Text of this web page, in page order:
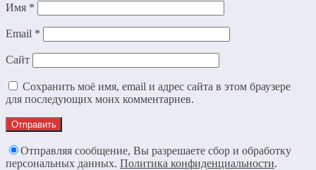
Имя *
Email *
Сайт
Сохранить моё имя, email и адрес сайта в этом браузере
для последующих моих комментариев.
Отправляя сообщение, Вы разрешаете сбор и обработку
персональных данных. Политика конфиденциальности.